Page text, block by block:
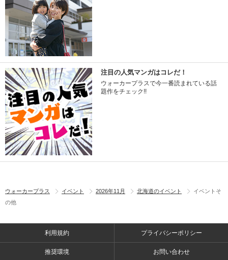
注目の人気マンガはコレだ！
ウォーカープラスで今一番読まれている話
題作をチェック!!
ウォーカープラス イベント 2026年11月 北海道のイベント
イベントそ
の他
利用規約 プライバシーポリシー
推奨環境 お問い合わせ